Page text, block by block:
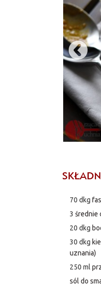
min na
liść
70 dkg
3średnie
20 dkg
30 dkg
uznania)
250 ml
sól do